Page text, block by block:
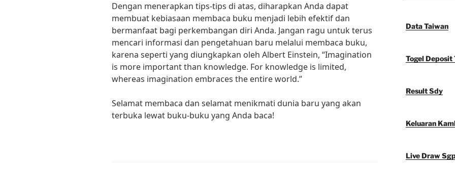
Dengan menerapkan tips-tips di atas, diharapkan Anda dapat
membuat kebiasaan membaca buku menjadi lebih efektif dan
bermanfaat bagi perkembangan diri Anda. Jangan ragu untuk terus
mencari informasi dan pengetahuan baru melalui membaca buku,
karena seperti yang diungkapkan oleh Albert Einstein, “Imagination
is more important than knowledge. For knowledge is limited,
whereas imagination embraces the entire world.”
Selamat membaca dan selamat menikmati dunia baru yang akan
terbuka lewat buku-buku yang Anda baca!
Data Taiwan
Togel Deposit
Result Sdy
Keluaran
Live Draw